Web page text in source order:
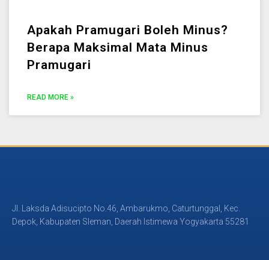
Apakah Pramugari Boleh Minus?
Berapa Maksimal Mata Minus
Pramugari
READ MORE »
Jl. Laksda Adisucipto No.46, Ambarukmo, Caturtunggal, Kec.
Depok, Kabupaten Sleman, Daerah Istimewa Yogyakarta 55281